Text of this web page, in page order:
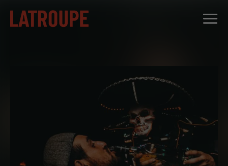
CITY STORIES
ÉVÉNEMENTS
GROUPES